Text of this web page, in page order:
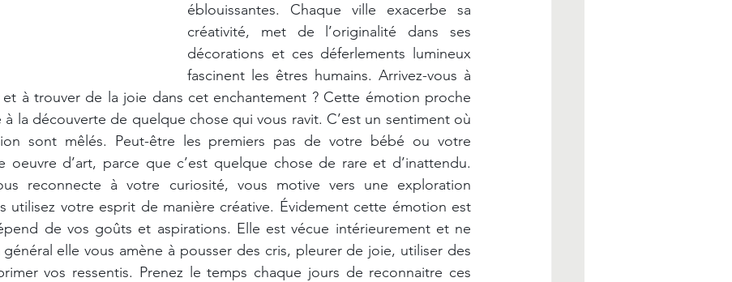
éblouissantes. Chaque ville exacerbe sa
créativité, met de l’originalité dans ses
décorations et ces déferlements lumineux
fascinent les êtres humains. Arrivez-vous à
et à trouver de la joie dans cet enchantement ? Cette émotion proche
à la découverte de quelque chose qui vous ravit. C’est un sentiment où
sont mêlés. Peut-être les premiers pas de votre bébé ou votre
oeuvre d’art, parce que c’est quelque chose de rare et d’inattendu.
reconnecte à votre curiosité, vous motive vers une exploration
utilisez votre esprit de manière créative. Évidement cette émotion est
de vos goûts et aspirations. Elle est vécue intérieurement et ne
elle vous amène à pousser des cris, pleurer de joie, utiliser des
vos ressentis. Prenez le temps chaque jours de reconnaitre ces